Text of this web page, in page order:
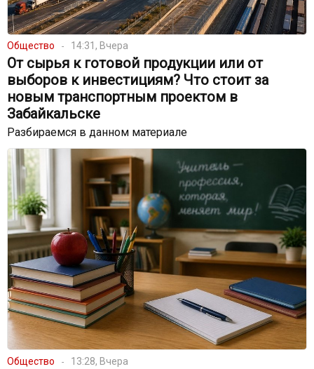
Общество 14:31, Вчера
От сырья к готовой продукции или от
выборов к инвестициям? Что стоит за
новым транспортным проектом в
Забайкальске
Разбираемся в данном материале
Общество 13:28, Вчера